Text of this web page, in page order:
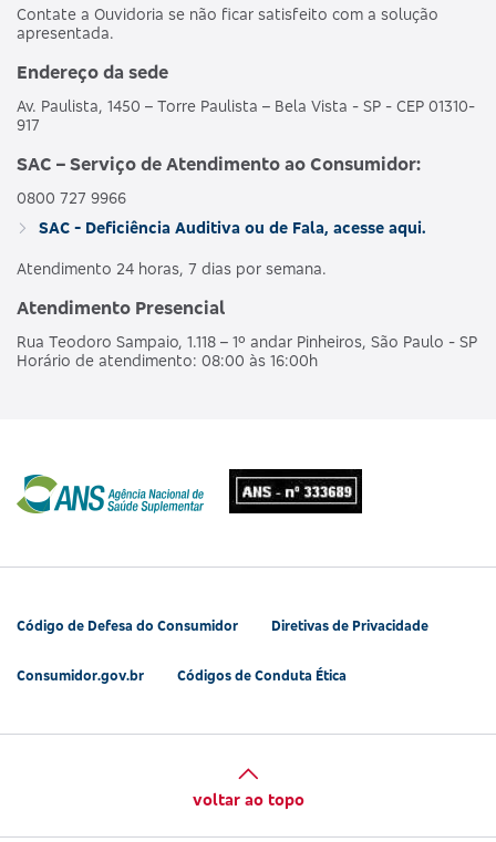
Contate a Ouvidoria se não ficar satisfeito com a solução
apresentada.
Endereço da sede
Av. Paulista, 1450 – Torre Paulista – Bela Vista - SP - CEP 01310-
917
SAC – Serviço de Atendimento ao Consumidor:
0800 727 9966
SAC - Deficiência Auditiva ou de Fala, acesse aqui.
Atendimento 24 horas, 7 dias por semana.
Atendimento Presencial
Rua Teodoro Sampaio, 1.118 – 1º andar Pinheiros, São Paulo - SP
Horário de atendimento: 08:00 às 16:00h
Código de Defesa do Consumidor Diretivas de Privacidade
Consumidor.gov.br Códigos de Conduta Ética
voltar ao topo